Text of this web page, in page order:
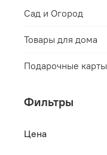
Сад и Огород
Товары для дома
Подарочные карты
Фильтры
Цена